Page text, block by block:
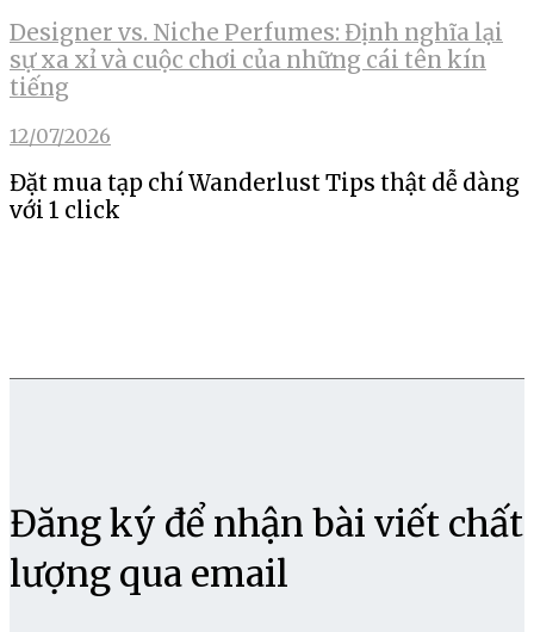
Designer vs. Niche Perfumes: Định nghĩa lại
sự xa xỉ và cuộc chơi của những cái tên kín
tiếng
12/07/2026
Đặt mua tạp chí Wanderlust Tips thật dễ dàng
với 1 click
Đăng ký để nhận bài viết chất
lượng qua email